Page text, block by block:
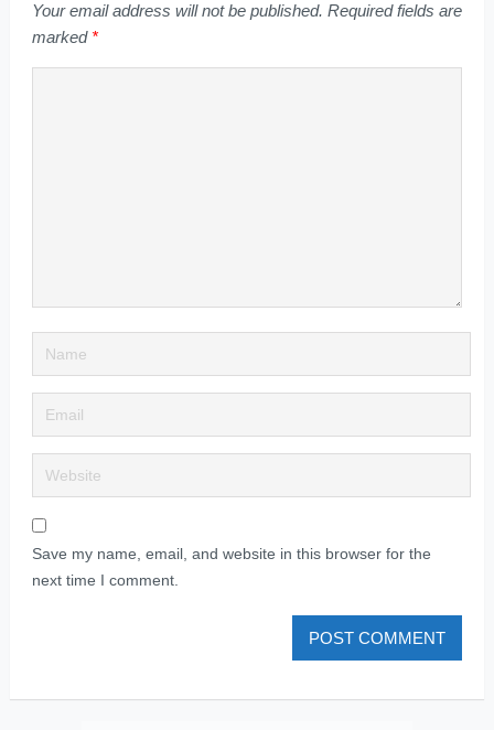
Your email address will not be published. Required fields are
marked *
Save my name, email, and website in this browser for the
next time I comment.